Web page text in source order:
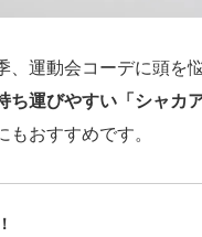
、運動会コーデに頭を
ち運びやすい「シャカ
おすすめです。